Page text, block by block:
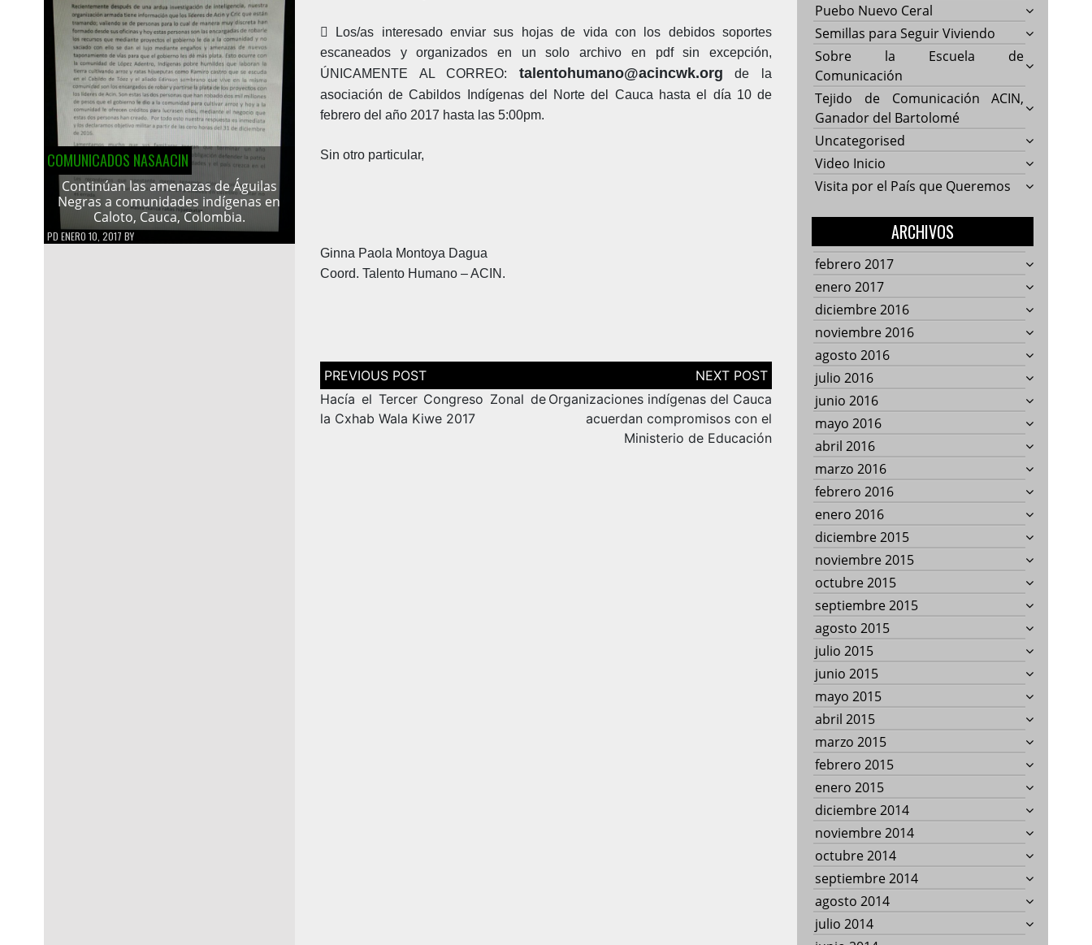
COMUNICADOS NASAACIN
Continúan las amenazas de Águilas
Negras a comunidades indígenas en
Caloto, Cauca, Colombia.
PD ENERO 10, 2017 BY
 Los/as interesado enviar sus hojas de vida con los debidos soportes
escaneados yorganizados en un solo archivo en pdf sin excepción,
ÚNICAMENTE AL CORREO: talentohumano@acincwk.org de la
asociación de Cabildos Indígenas del Norte del Cauca hasta el día 10 de
febrero del año 2017 hasta las 5:00pm.
Sin otro particular,
Ginna Paola Montoya Dagua
Coord. Talento Humano – ACIN.
Navegación
de
entradas
Hacía el Tercer Congreso Zonal de
la Cxhab Wala Kiwe 2017
Organizaciones indígenas del Cauca
acuerdan compromisos con el
Ministerio de Educación
Puebo Nuevo Ceral
Semillas para Seguir Viviendo
Sobre la Escuela de
Comunicación
Tejido de Comunicación ACIN,
Ganador del Bartolomé
Uncategorised
Video Inicio
Visita por el País que Queremos
ARCHIVOS
febrero 2017
enero 2017
diciembre 2016
noviembre 2016
agosto 2016
julio 2016
junio 2016
mayo 2016
abril 2016
marzo 2016
febrero 2016
enero 2016
diciembre 2015
noviembre 2015
octubre 2015
septiembre 2015
agosto 2015
julio 2015
junio 2015
mayo 2015
abril 2015
marzo 2015
febrero 2015
enero 2015
diciembre 2014
noviembre 2014
octubre 2014
septiembre 2014
agosto 2014
julio 2014